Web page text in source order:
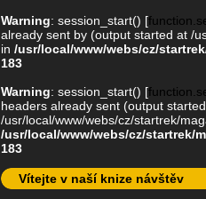
Warning: session_start() [
already sent by (output started at /
in /usr/local/www/webs/cz/
183
Warning: session_start() [
headers already sent (output
/usr/local/www/webs/cz/startrek/
/usr/local/www/webs/cz/startrek/
183
Vítejte v naší knize návštěv